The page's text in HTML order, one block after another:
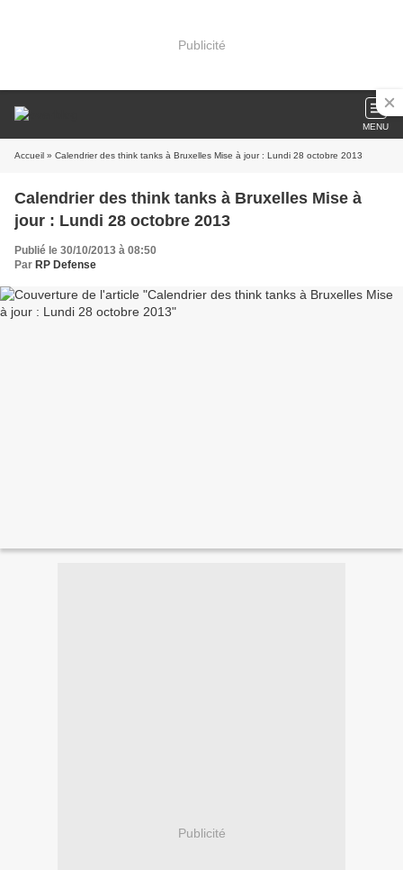
Publicité
MENU
Accueil » Calendrier des think tanks à Bruxelles Mise à jour : Lundi 28 octobre 2013
Calendrier des think tanks à Bruxelles Mise à
jour : Lundi 28 octobre 2013
Publié le 30/10/2013 à 08:50
Par RP Defense
Publicité